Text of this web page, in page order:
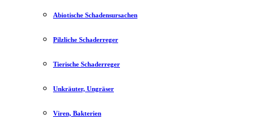
Abiotische Schadensursachen
Pilzliche Schaderreger
Tierische Schaderreger
Unkräuter, Ungräser
Viren, Bakterien